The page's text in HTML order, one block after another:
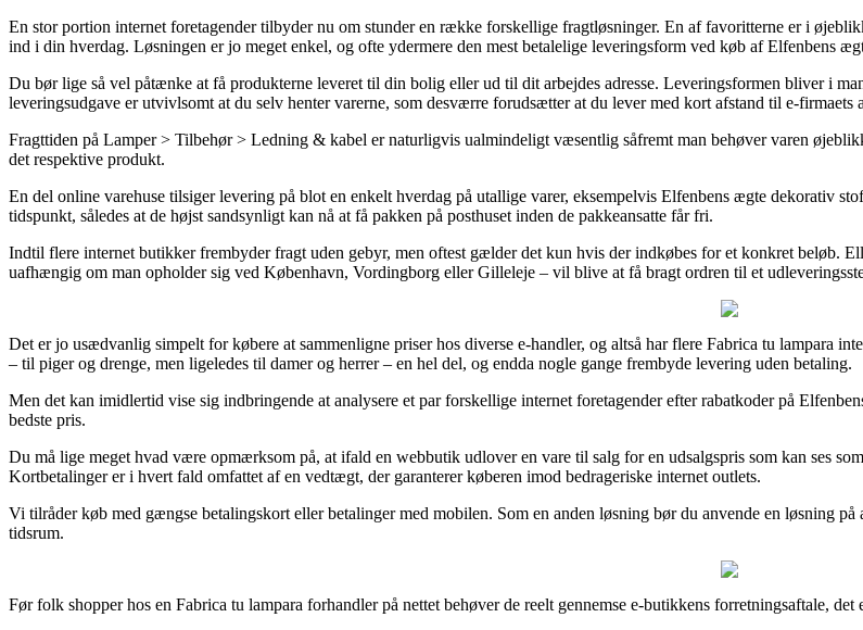
En stor portion internet foretagender tilbyder nu om stunder en række forskellige fragtløsninger. En af favoritterne er i
ind i din hverdag. Løsningen er jo meget enkel, og ofte ydermere den mest betalelige leveringsform ved køb af Elfenbens
Du bør lige så vel påtænke at få produkterne leveret til din bolig eller ud til dit arbejdes adresse. Leveringsformen bliver i
leveringsudgave er utvivlsomt at du selv henter varerne, som desværre forudsætter at du lever med kort afstand til e-firmaets
Fragttiden på Lamper > Tilbehør > Ledning & kabel er naturligvis ualmindeligt væsentlig såfremt man behøver varen
det respektive produkt.
En del online varehuse tilsiger levering på blot en enkelt hverdag på utallige varer, eksempelvis Elfenbens ægte dekorativ
tidspunkt, således at de højst sandsynligt kan nå at få pakken på posthuset inden de pakkeansatte får fri.
Indtil flere internet butikker frembyder fragt uden gebyr, men oftest gælder det kun hvis der indkøbes for et konkret beløb.
uafhængig om man opholder sig ved København, Vordingborg eller Gilleleje – vil blive at få bragt ordren til et
Det er jo usædvanlig simpelt for købere at sammenligne priser hos diverse e-handler, og altså har flere Fabrica tu lampara
– til piger og drenge, men ligeledes til damer og herrer – en hel del, og endda nogle gange frembyde levering uden betaling.
Men det kan imidlertid vise sig indbringende at analysere et par forskellige internet foretagender efter rabatkoder på
bedste pris.
Du må lige meget hvad være opmærksom på, at ifald en webbutik udlover en vare til salg for en udsalgspris som kan ses
Kortbetalinger er i hvert fald omfattet af en vedtægt, der garanterer køberen imod bedrageriske internet outlets.
Vi tilråder køb med gængse betalingskort eller betalinger med mobilen. Som en anden løsning bør du anvende en løsning
tidsrum.
Før folk shopper hos en Fabrica tu lampara forhandler på nettet behøver de reelt gennemse e-butikkens forretningsaftale,